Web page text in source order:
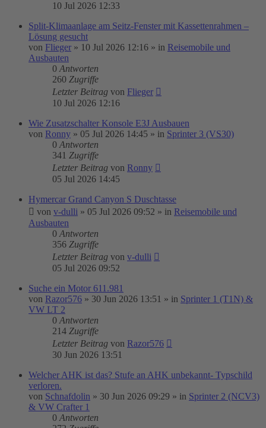
10 Jul 2026 12:33
Split-Klimaanlage am Seitz-Fenster mit Kassettenrahmen –
Lösung gesucht
von Flieger » 10 Jul 2026 12:16 » in Reisemobile und
Ausbauten
0 Antworten
260 Zugriffe
Letzter Beitrag von Flieger
10 Jul 2026 12:16
Wie Zusatzschalter Konsole E3J Ausbauen
von Ronny » 05 Jul 2026 14:45 » in Sprinter 3 (VS30)
0 Antworten
341 Zugriffe
Letzter Beitrag von Ronny
05 Jul 2026 14:45
Hymercar Grand Canyon S Duschtasse
von v-dulli » 05 Jul 2026 09:52 » in Reisemobile und
Ausbauten
0 Antworten
356 Zugriffe
Letzter Beitrag von v-dulli
05 Jul 2026 09:52
Suche ein Motor 611.981
von Razor576 » 30 Jun 2026 13:51 » in Sprinter 1 (T1N) &
VW LT 2
0 Antworten
214 Zugriffe
Letzter Beitrag von Razor576
30 Jun 2026 13:51
Welcher AHK ist das? Stufe an AHK unbekannt- Typschild
verloren.
von Schnafdolin » 30 Jun 2026 09:29 » in Sprinter 2 (NCV3)
& VW Crafter 1
0 Antworten